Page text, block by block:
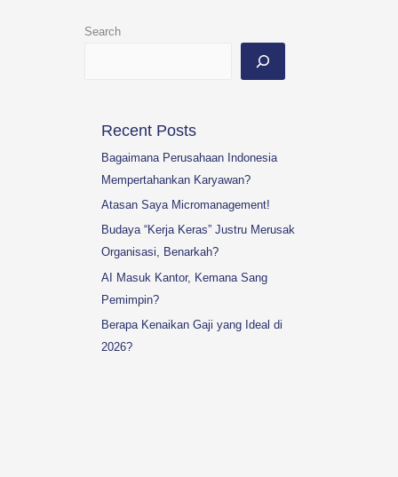
Search
Recent Posts
Bagaimana Perusahaan Indonesia
Mempertahankan Karyawan?
Atasan Saya Micromanagement!
Budaya “Kerja Keras” Justru Merusak
Organisasi, Benarkah?
AI Masuk Kantor, Kemana Sang
Pemimpin?
Berapa Kenaikan Gaji yang Ideal di
2026?